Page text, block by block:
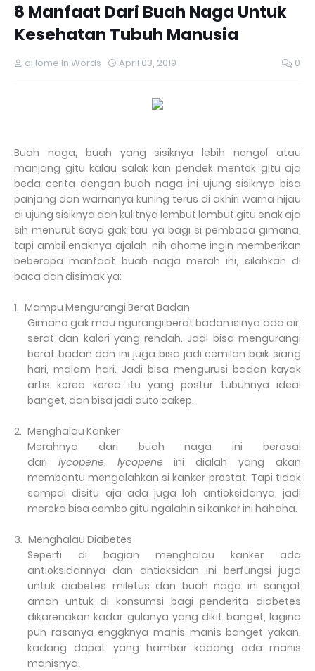
8 Manfaat Dari Buah Naga Untuk
Kesehatan Tubuh Manusia
aHome In Words April 03, 2019 0
Buah naga, buah yang sisiknya lebih nongol atau
manjang gitu kalau salak kan pendek mentok gitu aja
beda cerita dengan buah naga ini ujung sisiknya bisa
panjang dan warnanya kuning terus di akhiri warna hijau
di ujung sisiknya dan kulitnya lembut lembut gitu enak aja
sih menurut saya gak tau ya bagi si pembaca gimana,
tapi ambil enaknya ajalah, nih ahome ingin memberikan
beberapa manfaat buah naga merah ini, silahkan di
baca dan disimak ya:
1. Mampu Mengurangi Berat Badan
Gimana gak mau ngurangi berat badan isinya ada air,
serat dan kalori yang rendah. Jadi bisa mengurangi
berat badan dan ini juga bisa jadi cemilan baik siang
hari, malam hari. Jadi bisa mengurusi badan kayak
artis korea korea itu yang postur tubuhnya ideal
banget, dan bisa jadi auto cakep.
2. Menghalau Kanker
Merahnya dari buah naga ini berasal
dari lycopene, lycopene ini dialah yang akan
membantu mengalahkan si kanker prostat. Tapi tidak
sampai disitu aja ada juga loh antioksidanya, jadi
mereka bisa combo gitu ngalahin si kanker ini hahaha.
3. Menghalau Diabetes
Seperti di bagian menghalau kanker ada
antioksidannya dan antioksidan ini berfungsi juga
untuk diabetes miletus dan buah naga ini sangat
aman untuk di konsumsi bagi penderita diabetes
dikarenakan kadar gulanya yang dikit banget, lagina
pun rasanya enggknya manis manis banget yakan,
kadang dapat yang hambar kadang ada manis
manisnya.